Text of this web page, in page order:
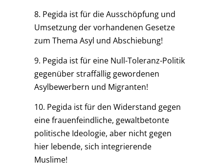
8. Pegida ist für die Ausschöpfung und
Umsetzung der vorhandenen Gesetze
zum Thema Asyl und Abschiebung!
9. Pegida ist für eine Null-Toleranz-Politik
gegenüber straffällig gewordenen
Asylbewerbern und Migranten!
10. Pegida ist für den Widerstand gegen
eine frauenfeindliche, gewaltbetonte
politische Ideologie, aber nicht gegen
hier lebende, sich integrierende
Muslime!